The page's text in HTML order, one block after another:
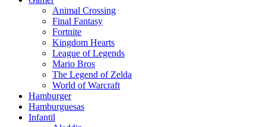
Animal Crossing
Final Fantasy
Fortnite
Kingdom Hearts
League of Legends
Mario Bros
The Legend of Zelda
World of Warcraft
Hamburger
Hamburguesas
Infantil